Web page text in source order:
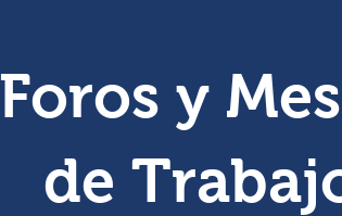
Foros y
de